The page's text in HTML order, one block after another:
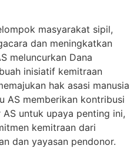
masyarakat sipil,
dan meningkatkan
meluncurkan Dana
inisiatif kemitraan
hak asasi manusia
AS memberikan kontribusi
untuk upaya penting ini,
kemitraan dari
dan yayasan pendonor.